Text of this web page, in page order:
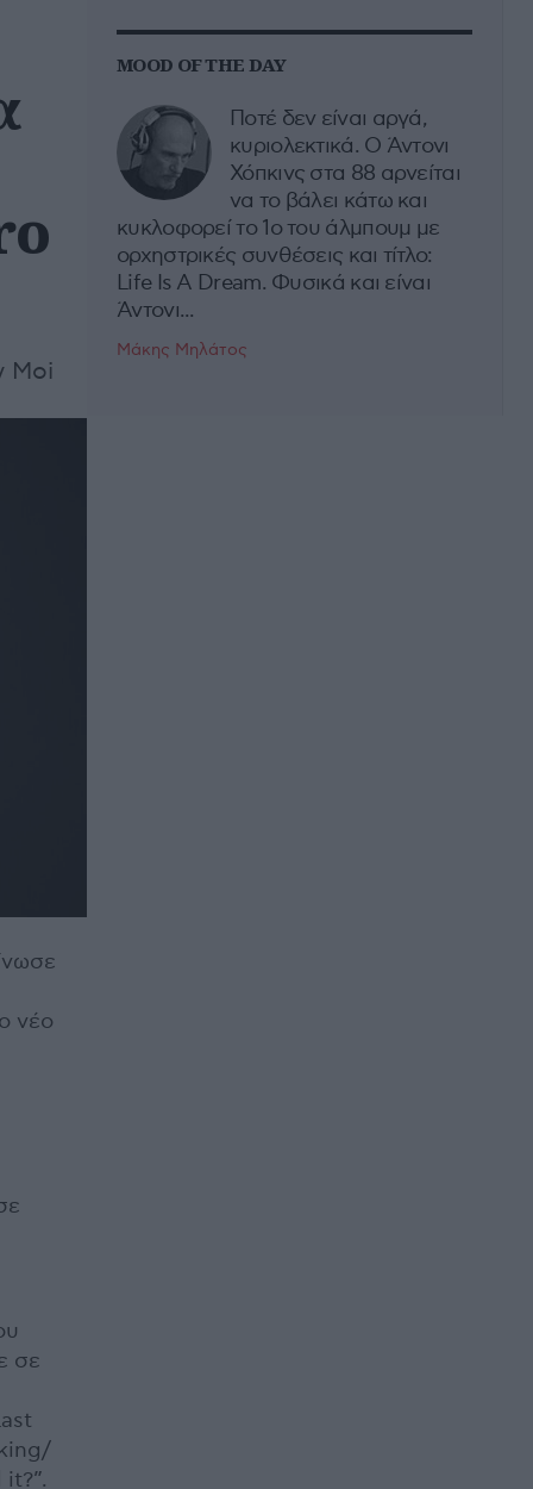
Moi
νέο
σε
MOOD OF THE DAY
Ποτέ δεν είναι αργά,
κυριολεκτικά. Ο Άντονι
Χόπκινς στα 88 αρνείται
να το βάλει κάτω και
κυκλοφορεί το 1ο του άλμπουμ με
ορχηστρικές συνθέσεις και τίτλο:
Life Is A Dream. Φυσικά και είναι
Άντονι...
Μάκης Μηλάτος